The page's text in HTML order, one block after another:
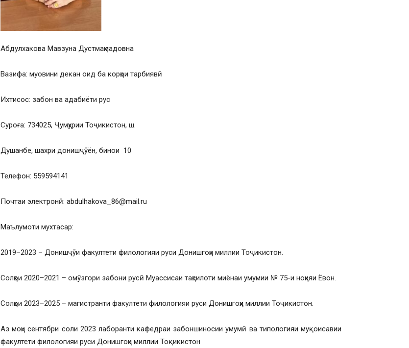
Абдулхакова Мавзуна Дустмаҳмадовна
Вазифа: муовини декан оид ба корҳои тарбиявӣ
Ихтисос: забон ва адабиёти рус
Суроға: 734025, Ҷумҳурии Тоҷикистон, ш.
Душанбе, шахри донишҷӯён, бинои 10
Телефон: 559594141
Почтаи электронӣ: аbdulhakova_86@mail.ru
Маълумоти мухтасар:
2019–2023 – Донишҷӯи факултети филологияи руси Донишгоҳи миллии Тоҷикистон.
Солҳои 2020–2021 – омӯзгори забони русӣ Муассисаи таҳсилоти миёнаи умумии № 75-и ноҳияи Ёвон.
Солҳои 2023–2025 – магистранти факултети филологияи руси Донишгоҳи миллии Тоҷикистон.
Аз моҳи сентябри соли 2023 лаборанти кафедраи забоншиносии умумӣ ва типологияи муқоисавии
факултети филологияи руси Донишгоҳи миллии Тоқикистон